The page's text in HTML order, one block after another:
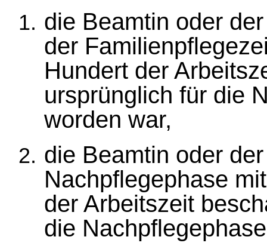
die Beamtin oder
der
Hundert der
ursprünglich für die
worden war,
die Beamtin oder
Nachpflegephase
der Arbeitszeit
die